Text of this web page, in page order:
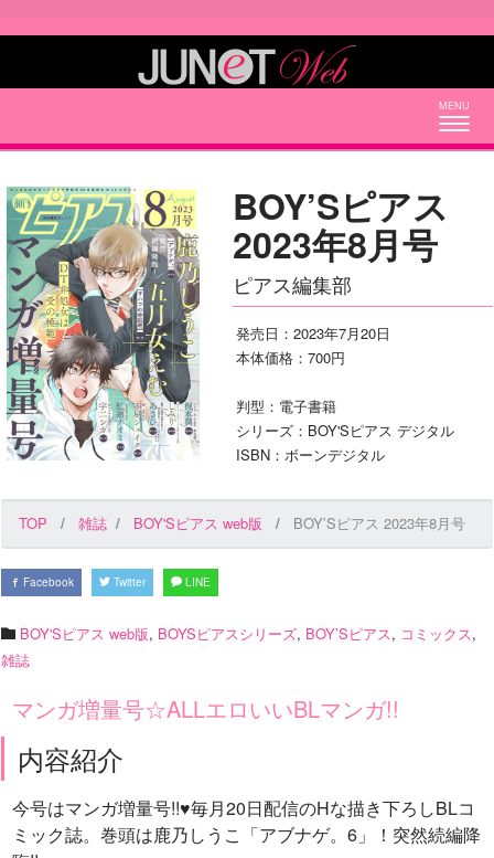
BOY’Sピアス
2023年8月号
ピアス編集部
発売日：2023年7月20日
本体価格：700円
判型：電子書籍
シリーズ：BOY'Sピアス デジタル
ISBN：ボーンデジタル
TOP 雑誌 BOY'Sピアス web版 BOY’Sピアス 2023年8月号
Facebook Twitter LINE
BOY'Sピアス web版, BOYSピアスシリーズ, BOY’Sピアス, コミックス,
雑誌
マンガ増量号☆ALLエロいいBLマンガ!!
内容紹介
今号はマンガ増量号!!♥毎月20日配信のHな描き下ろしBLコ
ミック誌。巻頭は鹿乃しうこ「アブナゲ。6」！突然続編降